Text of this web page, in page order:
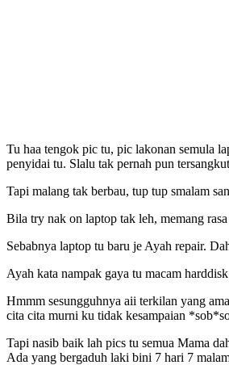
Tu haa tengok pic tu, pic lakonan semula
penyidai tu. Slalu tak pernah pun
Tapi malang tak berbau, tup tup smalam
Bila try nak on laptop tak leh, memang
Sebabnya laptop tu baru je Ayah repair.
Ayah kata nampak gaya tu macam
Hmmm sesungguhnya aii terkilan yang
cita cita murni ku tidak kesampaian
Tapi nasib baik lah pics tu semua Mama
Ada yang bergaduh laki bini 7 hari 7